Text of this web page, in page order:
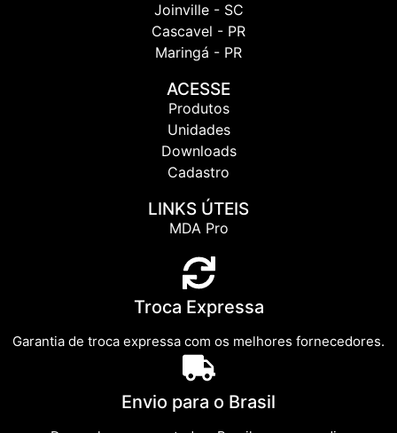
Joinville - SC
Cascavel - PR
Maringá - PR
ACESSE
Produtos
Unidades
Downloads
Cadastro
LINKS ÚTEIS
MDA Pro
Troca Expressa
Garantia de troca expressa com os melhores fornecedores.
Envio para o Brasil